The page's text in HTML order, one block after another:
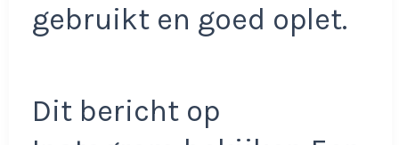
gebruikt en goed oplet.
Dit bericht op